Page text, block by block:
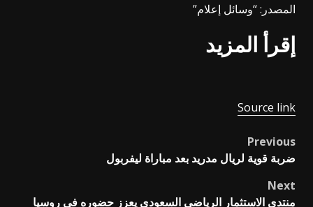
المصدر: “وسائل إعلام”
إقرأ المزيد
Source link
Post
navigation
Previous
ضربة قوية لريال مدريد بعد مباراة ليفربول
Next
منتدى الاستثمار الرياضي السعودي يعزز حضوره في روسيا